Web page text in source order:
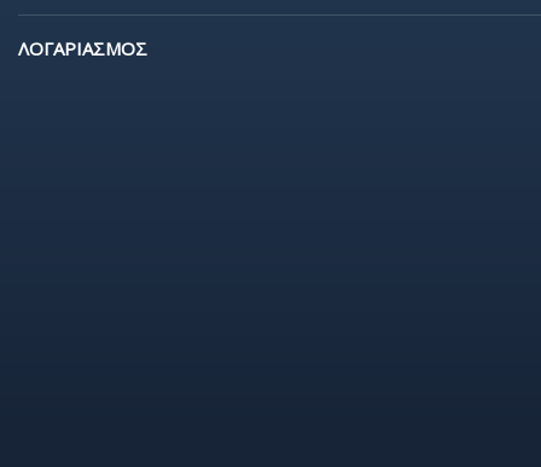
ΛΟΓΑΡΙΑΣΜΟΣ